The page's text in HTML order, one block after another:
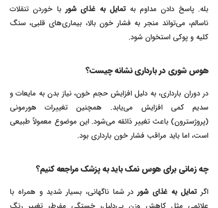
بله. پاسخ دادن مداوم بهتمایل به غذای شوربا خوردن تنقلات
ناسالم، می‌تواند منجر به فشار خون بالا، بیماری‌های قلبی، سنگ
کلیه و پوکی استخوان شود.
هوس شوری در بارداری نشانه چیست؟
در دوران بارداری، به دلیل افزایش حجم خون، نیاز بدن به مایعات و
سدیم کمی افزایش می‌یابد. همچنین تغییرات هورمونی
(پروژسترون) باعث تغییر ذائقه می‌شود. این موضوع معمولاً طبیعی
است، اما باید مراقب فشار خون بارداری بود.
چه زمانی برای هوس نمک باید به پزشک مراجعه کنیم؟
اگرتمایل به غذای شوردر شما ناگهانی، بسیار شدید و همراه با